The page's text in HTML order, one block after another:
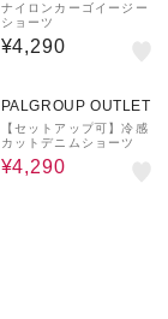
ナイロンカーゴイージー
ショーツ
¥4,290
PALGROUP OUTLET
【セットアップ可】冷感
カットデニムショーツ
¥4,290